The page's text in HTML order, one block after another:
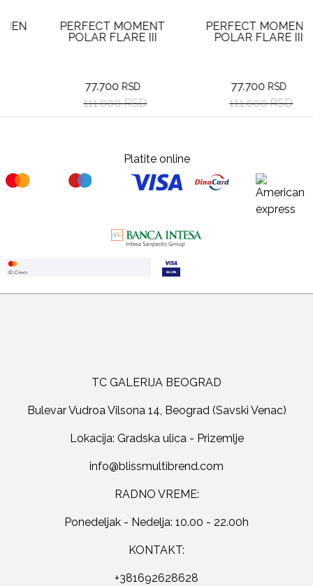
PERFECT MOMENT
POLAR FLARE III
77.700RSD
111.000 RSD
PERFECT MOMENT
POLAR FLARE III
77.700RSD
111.000 RSD
Platite online
TC GALERIJA BEOGRAD
Bulevar Vudroa Vilsona 14, Beograd (Savski Venac)
Lokacija: Gradska ulica - Prizemlje
RADNO VREME:
Ponedeljak - Nedelja: 10.00 - 22.00h
KONTAKT:
+381692628628